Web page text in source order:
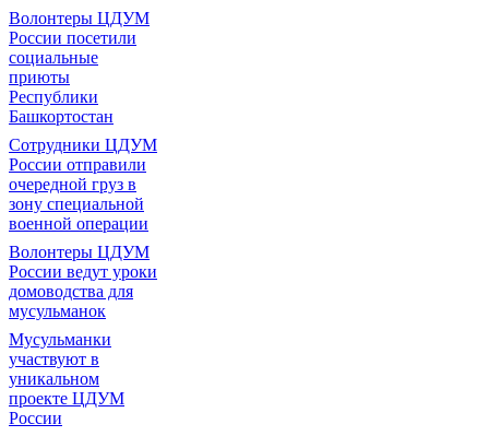
Волонтеры ЦДУМ
России посетили
социальные
приюты
Республики
Башкортостан
Сотрудники ЦДУМ
России отправили
очередной груз в
зону специальной
военной операции
Волонтеры ЦДУМ
России ведут уроки
домоводства для
мусульманок
Мусульманки
участвуют в
уникальном
проекте ЦДУМ
России